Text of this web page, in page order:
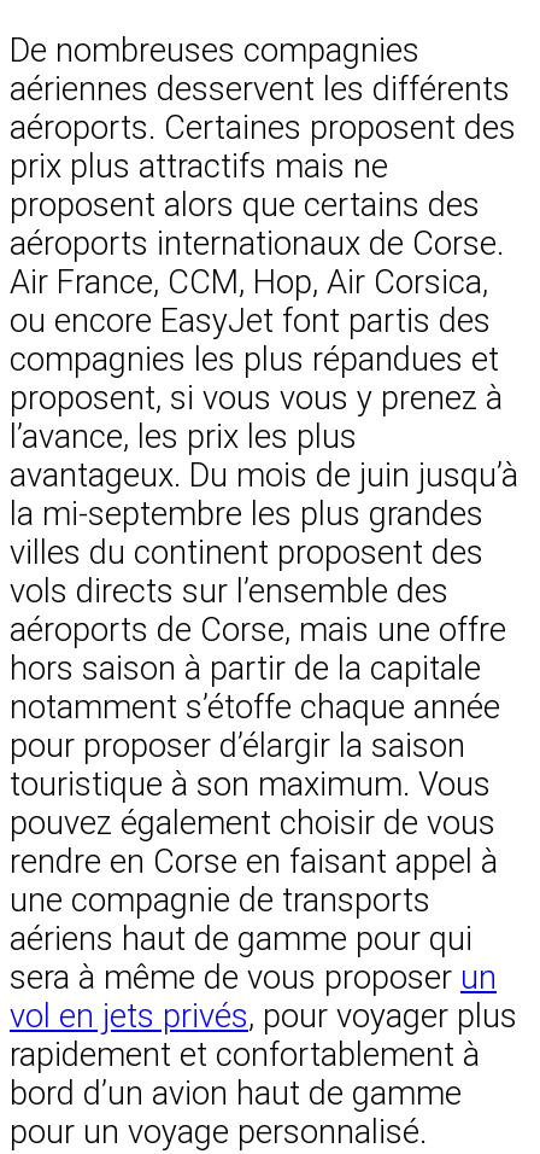
De nombreuses compagnies
aériennes desservent les différents
aéroports. Certaines proposent des
prix plus attractifs mais ne
proposent alors que certains des
aéroports internationaux de Corse.
Air France, CCM, Hop, Air Corsica,
ou encore EasyJet font partis des
compagnies les plus répandues et
proposent, si vous vous y prenez à
l’avance, les prix les plus
avantageux. Du mois de juin jusqu’à
la mi-septembre les plus grandes
villes du continent proposent des
vols directs sur l’ensemble des
aéroports de Corse, mais une offre
hors saison à partir de la capitale
notamment s’étoffe chaque année
pour proposer d’élargir la saison
touristique à son maximum. Vous
pouvez également choisir de vous
rendre en Corse en faisant appel à
une compagnie de transports
aériens haut de gamme pour qui
sera à même de vous proposer un
vol en jets privés, pour voyager plus
rapidement et confortablement à
bord d’un avion haut de gamme
pour un voyage personnalisé.